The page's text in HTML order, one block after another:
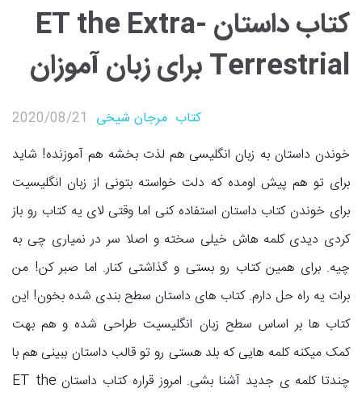
کتاب داستان ET the Extra-
Terrestrial برای زبان آموزان
2020/08/21 مرجان شیخی کتاب
خوندن داستان به زبان انگلیسی هم لذت بخشه هم آموزنده! شاید
برای تو هم پیش اومده که دلت خواسته بتونی از زبان انگلیسیت
برای خوندن کتاب داستان استفاده کنی اما وقتی لای یه کتاب رو باز
کردی دیدی کلمه هاش خیلی سخته و اصلا سر در نمیاری چی به
چیه. برای همین کتاب رو بستی و گذاشتی کنار. اما صبر کن! من
برات یه راه حل دارم. کتاب های داستان سطح بندی شده بخون! این
کتاب ها بر اساس سطح زبان انگلیسیت طراحی شده و هم بهت
کمک میکنه کلمه هایی که بلد هستی رو تو قالب داستان ببینی هم با
چندتا کلمه ی جدید آشنا بشی. امروز قراره کتاب داستان ET the